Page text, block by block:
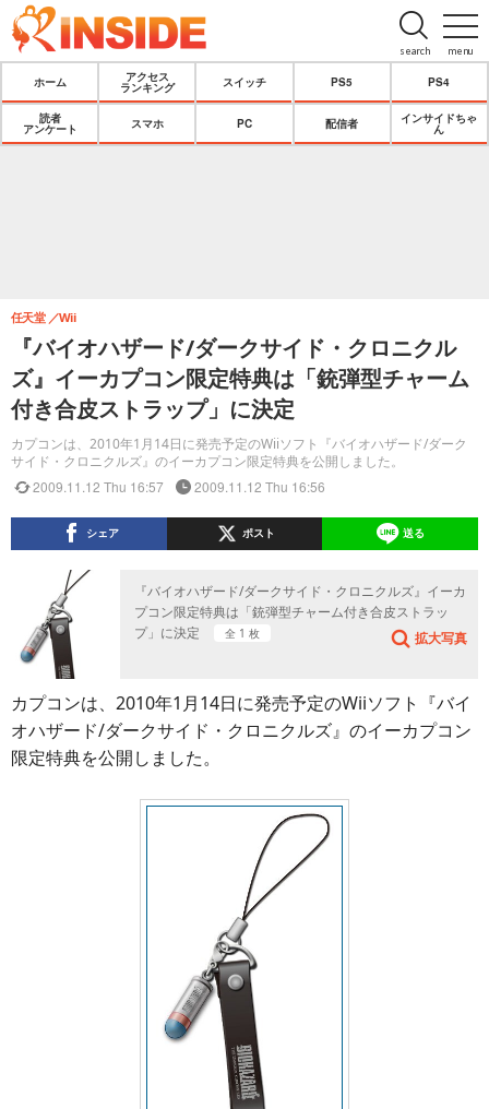
menu
search
ホーム
アクセス
ランキング
スイッチ PS5 PS4
読者
アンケート
スマホ PC 配信者
インサイドちゃ
ん
『バイオハザード/ダークサイド・クロニクル
ズ』イーカプコン限定特典は「銃弾型チャーム
付き合皮ストラップ」に決定
カプコンは、2010年1月14日に発売予定のWiiソフト『バイオハザード/ダーク
サイド・クロニクルズ』のイーカプコン限定特典を公開しました。
任天堂 Wii
2009.11.12 Thu 16:57 2009.11.12 Thu 16:56
シェア ポスト 送る
『バイオハザード/ダークサイド・クロニクルズ』イーカ
プコン限定特典は「銃弾型チャーム付き合皮ストラッ
プ」に決定
全 1 枚 拡大写真
カプコンは、2010年1月14日に発売予定のWiiソフト『バイ
オハザード/ダークサイド・クロニクルズ』のイーカプコン
限定特典を公開しました。